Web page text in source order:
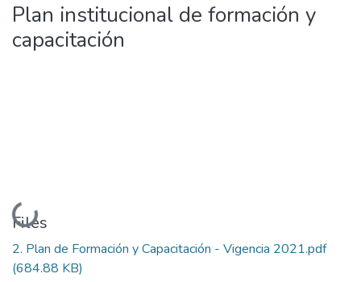
Plan institucional de formación y
capacitación
Loading...
Files
2. Plan de Formación y Capacitación - Vigencia 2021.pdf
(684.88 KB)